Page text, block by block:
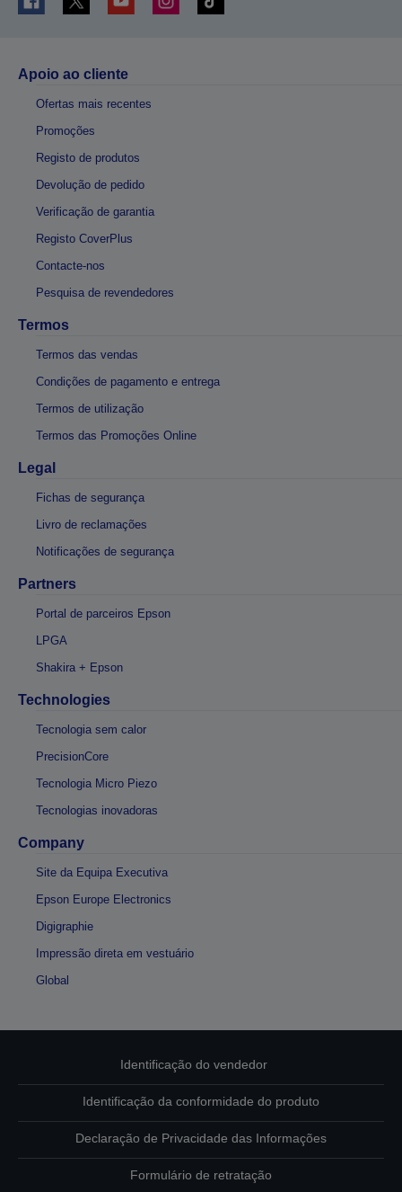
Apoio ao cliente
Ofertas mais recentes
Promoções
Registo de produtos
Devolução de pedido
Verificação de garantia
Registo CoverPlus
Contacte-nos
Pesquisa de revendedores
Termos
Termos das vendas
Condições de pagamento e entrega
Termos de utilização
Termos das Promoções Online
Legal
Fichas de segurança
Livro de reclamações
Notificações de segurança
Partners
Portal de parceiros Epson
LPGA
Shakira + Epson
Technologies
Tecnologia sem calor
PrecisionCore
Tecnologia Micro Piezo
Tecnologias inovadoras
Company
Site da Equipa Executiva
Epson Europe Electronics
Digigraphie
Impressão direta em vestuário
Global
Identificação do vendedor
Identificação da conformidade do produto
Declaração de Privacidade das Informações
Formulário de retratação